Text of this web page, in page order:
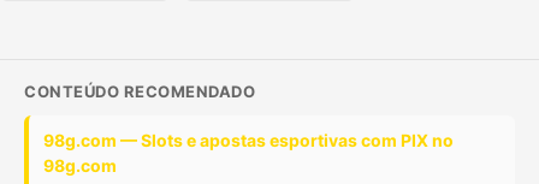
CONTEÚDO RECOMENDADO
98g.com — Slots e apostas esportivas com PIX no
98g.com